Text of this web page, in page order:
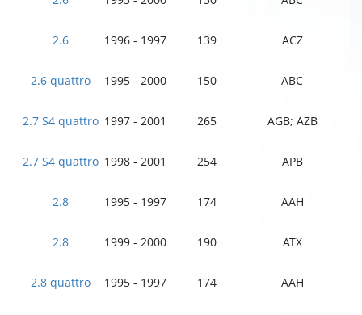
2.6 1996 - 1997 139 ACZ
2.6 quattro 1995 - 2000 150 ABC
2.7 S4 quattro 1997 - 2001 265 AGB; AZB
2.7 S4 quattro 1998 - 2001 254 APB
2.8 1995 - 1997 174 AAH
2.8 1999 - 2000 190 ATX
2.8 quattro 1995 - 1997 174 AAH